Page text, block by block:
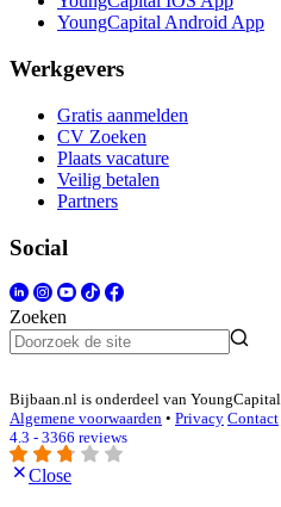
YoungCapital Android App
Werkgevers
Gratis aanmelden
CV Zoeken
Plaats vacature
Veilig betalen
Partners
Social
Zoeken
Bijbaan.nl is onderdeel van
Algemene voorwaarden • Privacy Contact
4.3 - 3366 reviews
Close